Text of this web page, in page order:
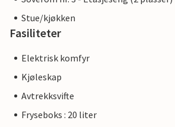
Stue/kjøkken
Fasiliteter
Elektrisk komfyr
Kjøleskap
Avtrekksvifte
Fryseboks : 20 liter